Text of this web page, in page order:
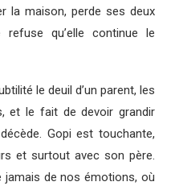
la maison, perde ses deux
qu’elle continue le
le deuil d’un parent, les
et le fait de devoir grandir
Gopi est touchante,
et surtout avec son père.
jamais de nos émotions, où